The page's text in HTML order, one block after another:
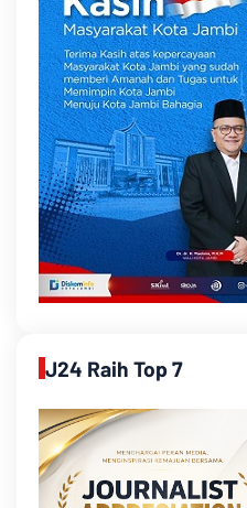
J24 Raih Top 7